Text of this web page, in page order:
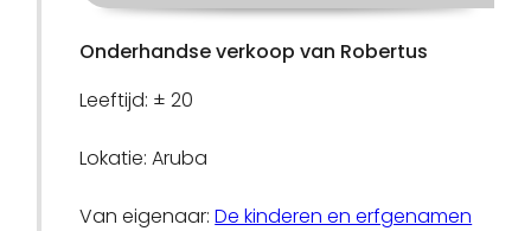
Onderhandse verkoop van Robertus
Leeftijd: ± 20
Lokatie: Aruba
Van eigenaar:De kinderen en erfgenamen